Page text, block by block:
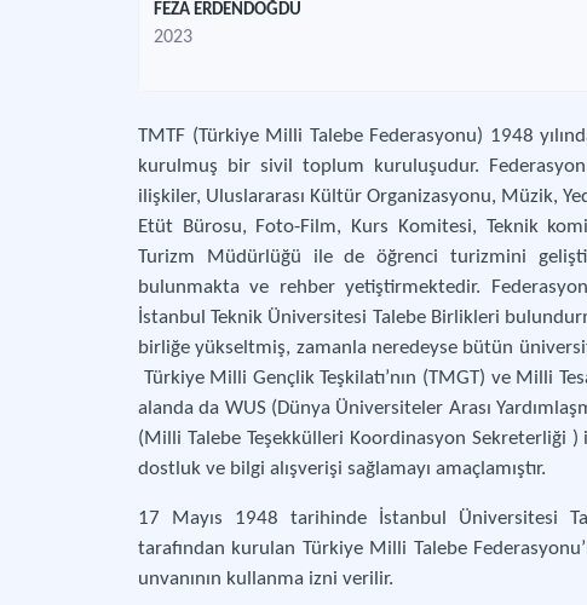
FEZA ERDENDOĞDU
2023
TMTF (Türkiye Milli Talebe Federasyonu) 1948
kurulmuş bir sivil toplum kuruluşudur. Federasyon
ilişkiler, Uluslararası Kültür Organizasyonu, Müzik,
Etüt Bürosu, Foto-Film, Kurs Komitesi, Teknik
Turizm Müdürlüğü ile de öğrenci turizmini
bulunmakta ve rehber yetiştirmektedir.
İstanbul Teknik Üniversitesi Talebe Birlikleri
birliğe yükseltmiş, zamanla neredeyse bütün
Türkiye Milli Gençlik Teşkilatı’nın (TMGT) ve Milli
alanda da WUS (Dünya Üniversiteler Arası
(Milli Talebe Teşekkülleri Koordinasyon Sekreterliği
dostluk ve bilgi alışverişi sağlamayı amaçlamıştır.
17 Mayıs 1948 tarihinde İstanbul Üniversitesi
tarafından kurulan Türkiye Milli Talebe
unvanının kullanma izni verilir.